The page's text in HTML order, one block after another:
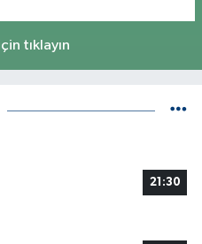
tıklayın
21:30